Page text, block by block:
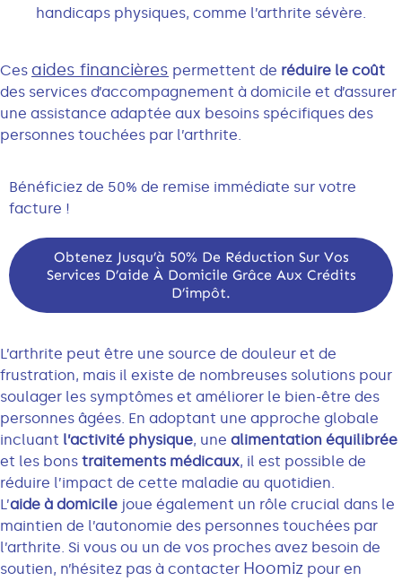
handicaps physiques, comme l’arthrite sévère.
Ces aides financières permettent de réduire le coût
des services d’accompagnement à domicile et d’assurer
une assistance adaptée aux besoins spécifiques des
personnes touchées par l’arthrite.
Bénéficiez de 50% de remise immédiate sur votre
facture !
Obtenez Jusqu’à 50% De Réduction Sur Vos
Services D’aide À Domicile Grâce Aux Crédits
D’impôt.
L’arthrite peut être une source de douleur et de
frustration, mais il existe de nombreuses solutions pour
soulager les symptômes et améliorer le bien-être des
personnes âgées. En adoptant une approche globale
incluant l’activité physique, une alimentation équilibrée
et les bons traitements médicaux, il est possible de
réduire l’impact de cette maladie au quotidien.
L’aide à domicile joue également un rôle crucial dans le
maintien de l’autonomie des personnes touchées par
l’arthrite. Si vous ou un de vos proches avez besoin de
soutien, n’hésitez pas à contacter Hoomiz pour en